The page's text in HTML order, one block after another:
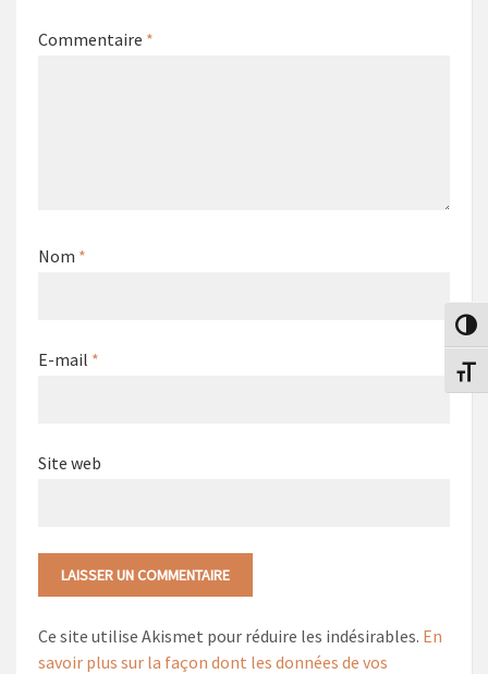
Commentaire *
Nom *
E-mail *
Site web
Ce site utilise Akismet pour réduire les indésirables. En
savoir plus sur la façon dont les données de vos